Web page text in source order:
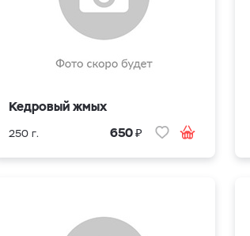
Кедровый жмых
250 г. 650₽